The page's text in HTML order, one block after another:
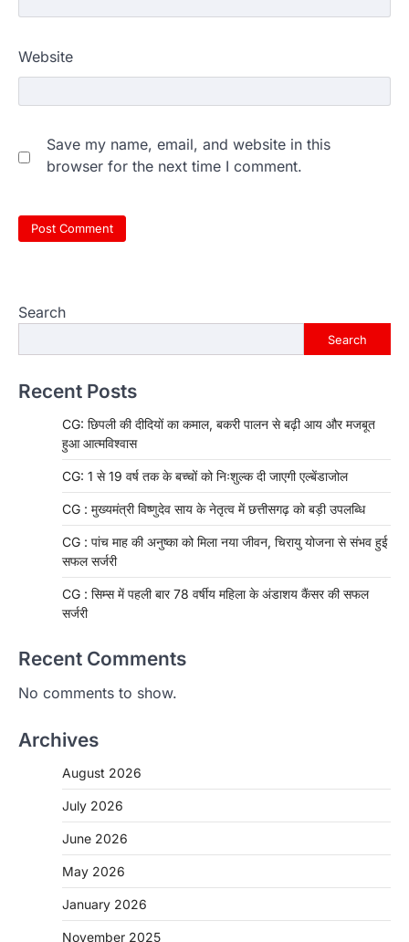
Website
Save my name, email, and website in this
browser for the next time I comment.
Search
Search
Recent Posts
CG: छिपली की दीदियों का कमाल, बकरी पालन से बढ़ी आय और मजबूत
हुआ आत्मविश्वास
CG: 1 से 19 वर्ष तक के बच्चों को निःशुल्क दी जाएगी एल्बेंडाजोल
CG : मुख्यमंत्री विष्णुदेव साय के नेतृत्व में छत्तीसगढ़ को बड़ी उपलब्धि
CG : पांच माह की अनुष्का को मिला नया जीवन, चिरायु योजना से संभव हुई
सफल सर्जरी
CG : सिम्स में पहली बार 78 वर्षीय महिला के अंडाशय कैंसर की सफल
सर्जरी
Recent Comments
No comments to show.
Archives
August 2026
July 2026
June 2026
May 2026
January 2026
November 2025
CG: 1 से 19 वर्ष तक के बच्चों को निःशुल्क दी
जाएगी एल्बेंडाजोल